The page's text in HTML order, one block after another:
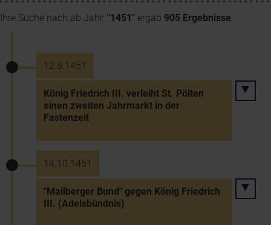
Ihre Suche nach ab Jahr: "1451" ergab 905 Ergebnisse.
12.8.1451
König Friedrich III. verleiht St. Pölten
einen zweiten Jahrmarkt in der
Fastenzeit
14.10.1451
"Mailberger Bund" gegen König Friedrich
III. (Adelsbündnis)